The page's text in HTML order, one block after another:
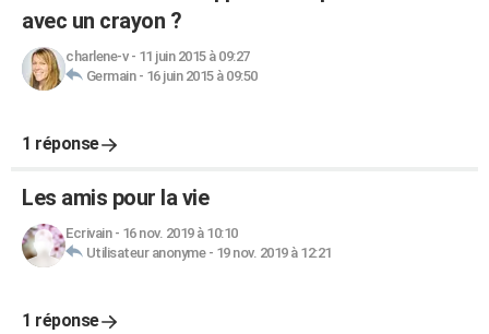
avec un crayon ?
charlene-v- 11 juin 2015 à 09:27
Germain- 16 juin 2015 à 09:50
1 réponse
Les amis pour la vie
Ecrivain- 16 nov. 2019 à 10:10
Utilisateur anonyme- 19 nov. 2019 à 12:21
1 réponse